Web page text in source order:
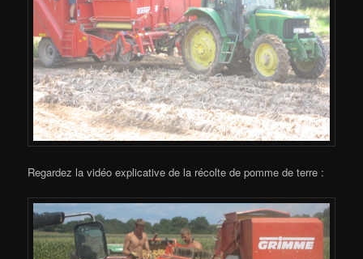
Regardez la vidéo explicative de la récolte de pomme de terre :